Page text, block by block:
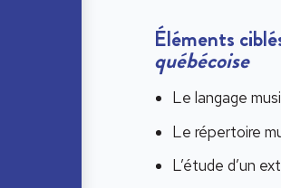
Éléments
québécoise
Le langage
Le répertoire
L’étude d’un